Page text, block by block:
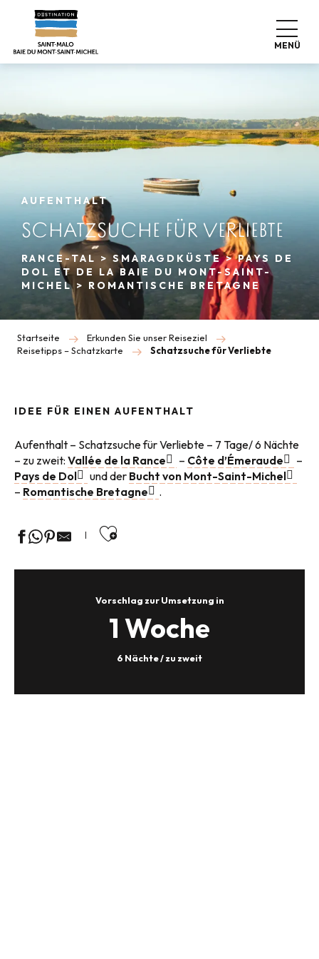
contenu
principal
MENÜ
AUFENTHALT
SCHATZSUCHE FÜR VERLIEBTE
RANCE-TAL > SMARAGDKÜSTE > PAYS DE
DOL ET DE LA BAIE DU MONT-SAINT-
MICHEL > ROMANTISCHE BRETAGNE
Startseite
Erkunden Sie unser Reiseziel
Reisetipps – Schatzkarte
Schatzsuche für Verliebte
IDEE FÜR EINEN AUFENTHALT
Aufenthalt – Schatzsuche für Verliebte – 7 Tage/ 6 Nächte
– zu zweit: Vallée de la Rance – Côte d’Émeraude
–
Pays de Dol
und der Bucht von Mont-Saint-Michel
– Romantische Bretagne .
Ajouter aux favoris
Vorschlag zur Umsetzung in
1 Woche
6 Nächte / zu zweit